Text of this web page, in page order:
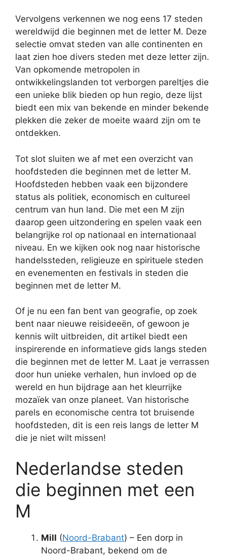
Vervolgens verkennen we nog eens 17 steden
wereldwijd die beginnen met de letter M. Deze
selectie omvat steden van alle continenten en
laat zien hoe divers steden met deze letter zijn.
Van opkomende metropolen in
ontwikkelingslanden tot verborgen pareltjes die
een unieke blik bieden op hun regio, deze lijst
biedt een mix van bekende en minder bekende
plekken die zeker de moeite waard zijn om te
ontdekken.
Tot slot sluiten we af met een overzicht van
hoofdsteden die beginnen met de letter M.
Hoofdsteden hebben vaak een bijzondere
status als politiek, economisch en cultureel
centrum van hun land. Die met een M zijn
daarop geen uitzondering en spelen vaak een
belangrijke rol op nationaal en internationaal
niveau. En we kijken ook nog naar historische
handelssteden, religieuze en spirituele steden
en evenementen en festivals in steden die
beginnen met de letter M.
Of je nu een fan bent van geografie, op zoek
bent naar nieuwe reisideeën, of gewoon je
kennis wilt uitbreiden, dit artikel biedt een
inspirerende en informatieve gids langs steden
die beginnen met de letter M. Laat je verrassen
door hun unieke verhalen, hun invloed op de
wereld en hun bijdrage aan het kleurrijke
mozaïek van onze planeet. Van historische
parels en economische centra tot bruisende
hoofdsteden, dit is een reis langs de letter M
die je niet wilt missen!
Nederlandse steden
die beginnen met een
M
Mill (Noord-Brabant) – Een dorp in
Noord-Brabant, bekend om de